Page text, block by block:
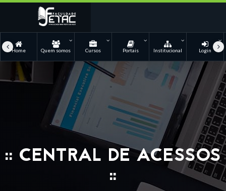
Home Quem somos Cursos Portais Institucional Login
:: CENTRAL DE ACESSOS
::